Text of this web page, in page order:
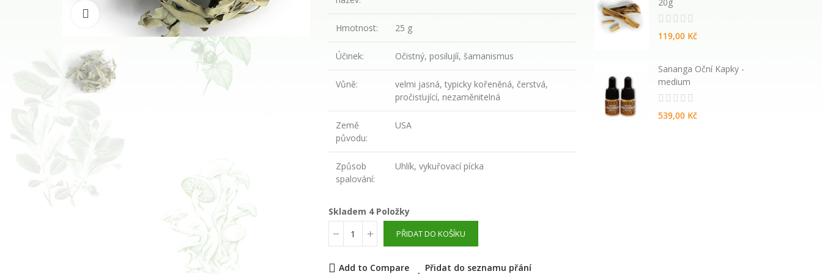
Klikněte pro zvětšení
Hmotnost: 25 g
Účinek: Očistný, posilujíí, šamanismus
Vůně:
velmi jasná, typicky kořeněná, čerstvá,
pročisťující, nezaměnitelná
Země
původu:
USA
Způsob
spalování:
Uhlík, vykuřovací pícka
Skladem 4 Položky
PŘIDAT DO KOŠÍKU
Add to Compare Přidat do seznamu přání
WAYUSA GREEN natural
celé nefermentované
listy 100g
119,00 Kč
Sananga Oční Kapky -
medium
539,00 Kč